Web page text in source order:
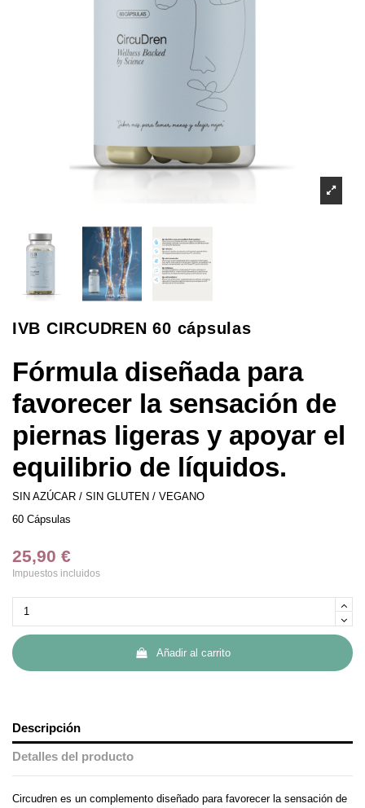
IVB CIRCUDREN 60 cápsulas
Fórmula diseñada para
favorecer la sensación de
piernas ligeras y apoyar el
equilibrio de líquidos.
SIN AZÚCAR / SIN GLUTEN / VEGANO
60 Cápsulas
25,90 €
Impuestos incluidos
Añadir al carrito
Descripción
Detalles del producto
Circudren es un complemento diseñado para favorecer la sensación de